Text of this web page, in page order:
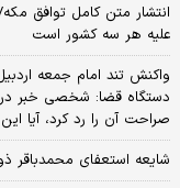
انتشار متن کامل توافق
علیه هر سه کشور است
واکنش تند امام جمعه
دستگاه قضا: شخصی خبر
صراحت آن را رد کرد، آیا
شایعه استعفای محمدباقر